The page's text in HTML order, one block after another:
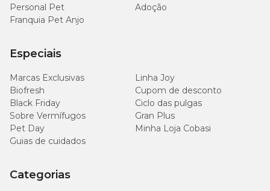
Personal Pet
Adoção
Franquia Pet Anjo
Especiais
Marcas Exclusivas
Linha Joy
Biofresh
Cupom de desconto
Black Friday
Ciclo das pulgas
Sobre Vermífugos
Gran Plus
Pet Day
Minha Loja Cobasi
Guias de cuidados
Categorias